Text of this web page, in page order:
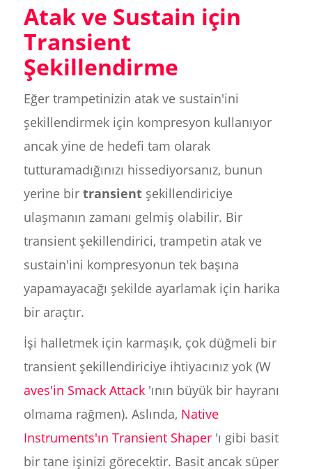
Atak ve Sustain için
Transient
Şekillendirme
Eğer trampetinizin atak ve sustain'ini
şekillendirmek için kompresyon kullanıyor
ancak yine de hedefi tam olarak
tutturamadığınızı hissediyorsanız, bunun
yerine bir transientşekillendiriciye
ulaşmanın zamanı gelmiş olabilir. Bir
transient şekillendirici, trampetin atak ve
sustain'ini kompresyonun tek başına
yapamayacağı şekilde ayarlamak için harika
bir araçtır.
İşi halletmek için karmaşık, çok düğmeli bir
transient şekillendiriciye ihtiyacınız yok (W
aves'in Smack Attack'ının büyük bir hayranı
olmama rağmen). Aslında, Native
Instruments'ın Transient Shaper'ı gibi basit
bir tane işinizi görecektir. Basit ancak süper